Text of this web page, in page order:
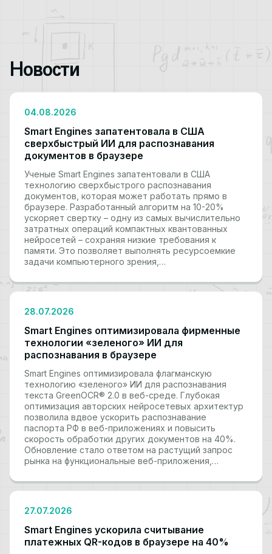
Новости
04.08.2026
Smart Engines запатентовала в США
сверхбыстрый ИИ для распознавания
документов в браузере
Ученые Smart Engines запатентовали в США
технологию сверхбыстрого распознавания
документов, которая может работать прямо в
браузере. Разработанный алгоритм на 10-20%
ускоряет свертку – одну из самых вычислительно
затратных операций компактных квантованных
нейросетей – сохраняя низкие требования к
памяти. Это позволяет выполнять ресурсоемкие
задачи компьютерного зрения,…
28.07.2026
Smart Engines оптимизировала фирменные
технологии «зеленого» ИИ для
распознавания в браузере
Smart Engines оптимизировала флагманскую
технологию «зеленого» ИИ для распознавания
текста GreenOCR® 2.0 в веб-среде. Глубокая
оптимизация авторских нейросетевых архитектур
позволила вдвое ускорить распознавание
паспорта РФ в веб-приложениях и повысить
скорость обработки других документов на 40%.
Обновление стало ответом на растущий запрос
рынка на функциональные веб-приложения,…
27.07.2026
Smart Engines ускорила считывание
платежных QR-кодов в браузере на 40%